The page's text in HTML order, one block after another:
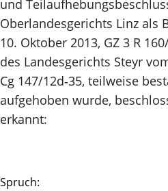
und
Oberlandesgerichts Linz als
10. Oktober 2013, GZ 3 R
des Landesgerichts Steyr
Cg 147/12d‑35, teilweise
aufgehoben wurde,
erkannt:
Spruch: